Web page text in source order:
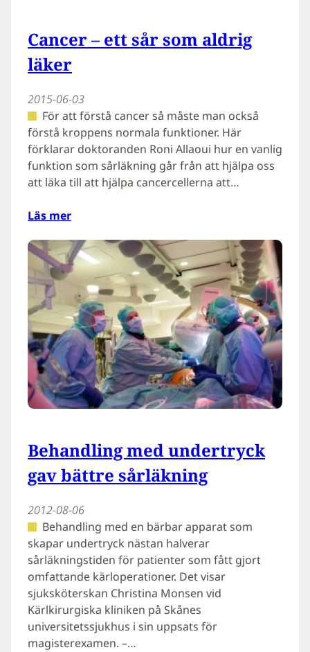
Cancer – ett sår som aldrig
läker
2015-06-03
För att förstå cancer så måste man också
förstå kroppens normala funktioner. Här
förklarar doktoranden Roni Allaoui hur en vanlig
funktion som sårläkning går från att hjälpa oss
att läka till att hjälpa cancercellerna att…
Läs mer
Behandling med undertryck
gav bättre sårläkning
2012-08-06
Behandling med en bärbar apparat som
skapar undertryck nästan halverar
sårläkningstiden för patienter som fått gjort
omfattande kärloperationer. Det visar
sjuksköterskan Christina Monsen vid
Kärlkirurgiska kliniken på Skånes
universitetssjukhus i sin uppsats för
magisterexamen. –…